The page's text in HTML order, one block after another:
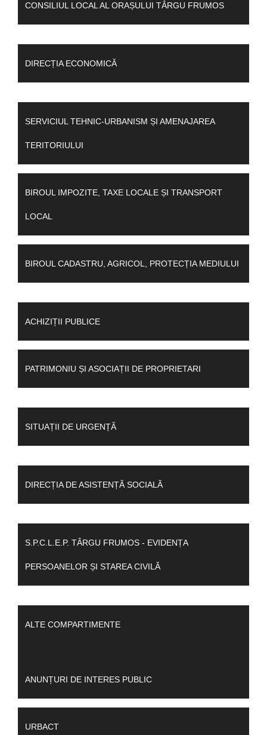
CONSILIUL LOCAL AL ORAȘULUI TÂRGU FRUMOS
DIRECȚIA ECONOMICĂ
SERVICIUL TEHNIC-URBANISM ȘI AMENAJAREA
TERITORIULUI
BIROUL IMPOZITE, TAXE LOCALE ȘI TRANSPORT
LOCAL
BIROUL CADASTRU, AGRICOL, PROTECȚIA MEDIULUI
ACHIZIȚII PUBLICE
PATRIMONIU ȘI ASOCIAȚII DE PROPRIETARI
SITUAȚII DE URGENȚĂ
DIRECȚIA DE ASISTENȚĂ SOCIALĂ
S.P.C.L.E.P. TÂRGU FRUMOS - EVIDENȚA
PERSOANELOR ȘI STAREA CIVILĂ
ALTE COMPARTIMENTE
ANUNȚURI DE INTERES PUBLIC
URBACT